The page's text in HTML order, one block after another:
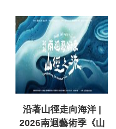
沿著山徑走向海洋 |
2026南迴藝術季《山